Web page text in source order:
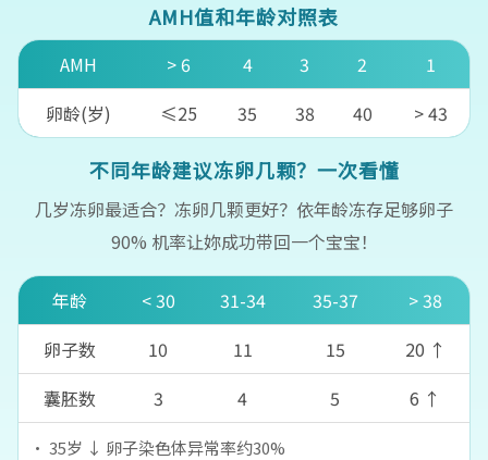
AMH值和年龄对照表
AMH > 6 4 3 2
1
卵龄(岁)
≤25 35 38 40 > 43
不同年龄建议冻卵几颗？一次看懂
几岁冻卵最适合？冻卵几颗更好？ 依年龄冻存足够卵子
90% 机率让妳成功带回一个宝宝！
年龄 < 30 31-34 35-37
> 38
卵子数
10 11 15
20 ↑
囊胚数
3 4 5 6 ↑
・ 35岁 ↓ 卵子染色体异常率约30%